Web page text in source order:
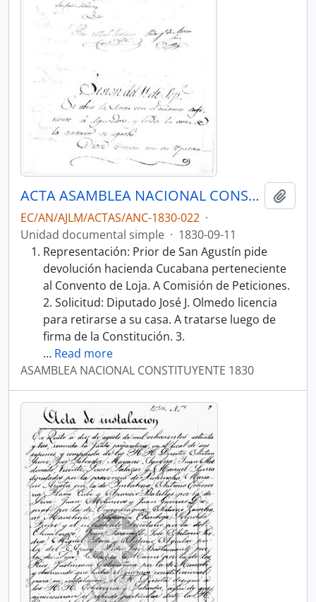
ACTA ASAMBLEA NACIONAL CONSTITUYENTE 1830
EC/AN/AJLM/ACTAS/ANC-1830-022 ·
Unidad documental simple · 1830-09-11
Representación: Prior de San Agustín pide
devolución hacienda Cucabana perteneciente
al Convento de Loja. A Comisión de Peticiones.
2. Solicitud: Diputado José J. Olmedo licencia
para retirarse a su casa. A tratarse luego de
firma de la Constitución. 3.
… Read more
ASAMBLEA NACIONAL CONSTITUYENTE 1830